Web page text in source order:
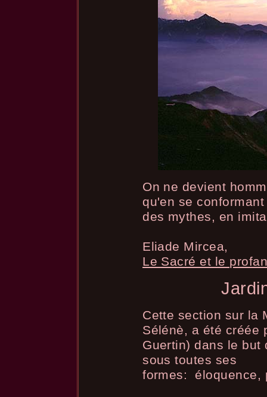
On ne devient
qu'en se
des mythes, en
Eliade Mircea,
Le Sacré et le
Cette section sur la
Sélénè, a été créée
Guertin) dans le but
sous toutes ses
formes: éloquence,